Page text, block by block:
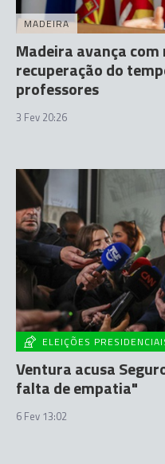
MADEIRA
Madeira avança
recuperação do
professores
3 Fev 20:26
ELEIÇÕES
Ventura acusa
falta de empatia"
6 Fev 13:02